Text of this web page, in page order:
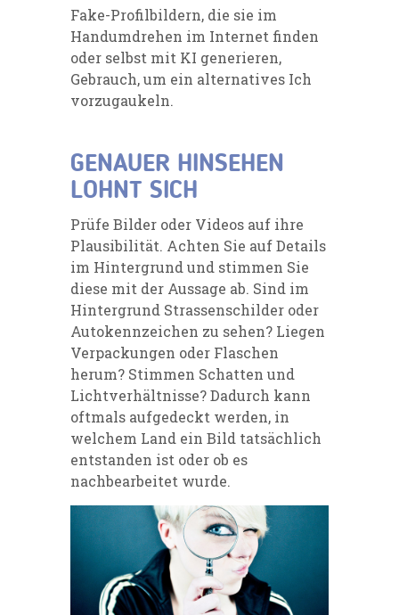
Fake-Profilbildern, die sie im
Handumdrehen im Internet finden
oder selbst mit KI generieren,
Gebrauch, um ein alternatives Ich
vorzugaukeln.
GENAUER HINSEHEN
LOHNT SICH
Prüfe Bilder oder Videos auf ihre
Plausibilität. Achten Sie auf Details
im Hintergrund und stimmen Sie
diese mit der Aussage ab. Sind im
Hintergrund Strassenschilder oder
Autokennzeichen zu sehen? Liegen
Verpackungen oder Flaschen
herum? Stimmen Schatten und
Lichtverhältnisse? Dadurch kann
oftmals aufgedeckt werden, in
welchem Land ein Bild tatsächlich
entstanden ist oder ob es
nachbearbeitet wurde.